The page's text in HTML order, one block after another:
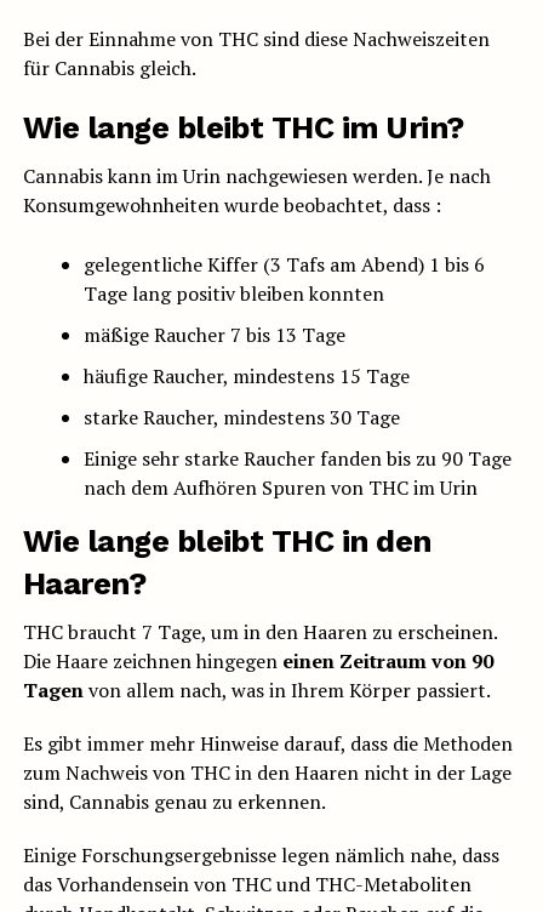
Bei der Einnahme von THC sind diese Nachweiszeiten
für Cannabis gleich.
Wie lange bleibt THC im Urin?
Cannabis kann im Urin nachgewiesen werden. Je nach
Konsumgewohnheiten wurde beobachtet, dass :
gelegentliche Kiffer (3 Tafs am Abend) 1 bis 6
Tage lang positiv bleiben konnten
mäßige Raucher 7 bis 13 Tage
häufige Raucher, mindestens 15 Tage
starke Raucher, mindestens 30 Tage
Einige sehr starke Raucher fanden bis zu 90 Tage
nach dem Aufhören Spuren von THC im Urin
Wie lange bleibt THC in den
Haaren?
THC braucht 7 Tage, um in den Haaren zu erscheinen.
Die Haare zeichnen hingegen einen Zeitraum von 90
Tagenvon allem nach, was in Ihrem Körper passiert.
Es gibt immer mehr Hinweise darauf, dass die Methoden
zum Nachweis von THC in den Haaren nicht in der Lage
sind, Cannabis genau zu erkennen.
Einige Forschungsergebnisse legen nämlich nahe, dass
das Vorhandensein von THC und THC-Metaboliten